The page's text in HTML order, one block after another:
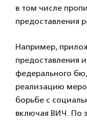
в том числе
предоставления
Например,
предоставления
федерального
реализацию
борьбе с
включая ВИЧ. По